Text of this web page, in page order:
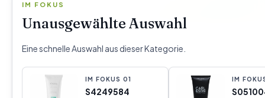
IM FOKUS
Unausgewählte Auswahl
Eine schnelle Auswahl aus dieser Kategorie.
IM FOKUS 01
S4249584
IM